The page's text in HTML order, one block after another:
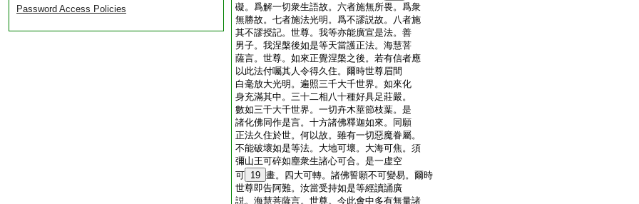
Password Access Policies
礙。爲解一切衆生語故。六者施無所畏。爲衆
無勝故。七者施法光明。爲不謬説故。八者施
其不謬授記。世尊。我等亦能廣宣是法。善
男子。我涅槃後如是等天當護正法。海慧菩
薩言。世尊。如來正覺涅槃之後。若有信者應
以此法付囑其人令得久住。爾時世尊眉間
白毫放大光明。遍照三千大千世界。如來化
身充滿其中。三十二相八十種好具足莊嚴。
數如三千大千世界。一切卉木莖節枝葉。是
諸化佛同作是言。十方諸佛釋迦如來。同願
正法久住於世。何以故。雖有一切惡魔眷屬。
不能破壞如是等法。大地可壞。大海可焦。須
彌山王可碎如塵衆生諸心可合。是一虚空
可 19 畫。四大可轉。諸佛誓願不可變易。爾時
世尊即告阿難。汝當受持如是等經讀誦廣
説。海慧菩薩言。世尊。今此會中多有無量諸